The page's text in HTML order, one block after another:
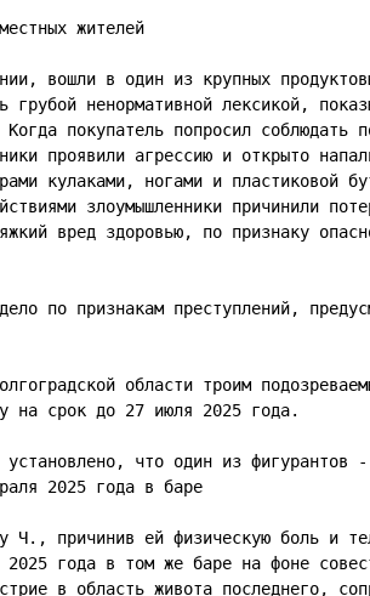
жителей
вошли в один из крупных
ненормативной лексикой,
покупатель попросил соблюдать
проявили агрессию и открыто
кулаками, ногами и пластиковой
злоумышленники причинили
вред здоровью, по признаку
по признакам преступлений,
области троим
на срок до 27 июля 2025 года.
что один из фигурантов -
2025 года в баре
причинив ей физическую боль и
года в том же баре на фоне
в область живота последнего,